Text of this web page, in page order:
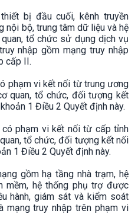
bị đầu cuối, kênh truyền
nội bộ, trung tâm dữ liệu và hệ
tổ chức sử dụng dịch vụ
nhập gồm mạng truy nhập
cấp II.
phạm vi kết nối từ trung ương
quan, tổ chức, đối tượng kết
1 Điều 2 Quyết định này.
phạm vi kết nối từ cấp tỉnh
tổ chức, đối tượng kết nối
1 Điều 2 Quyết định này.
gồm hạ tầng nhà trạm, hệ
mềm, hệ thống phụ trợ được
hành, giám sát và kiểm soát
mạng truy nhập trên phạm vi